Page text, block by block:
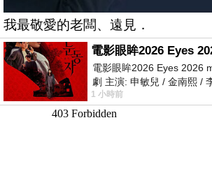
我最敬愛的老闆、遠見．
電影眼眸2026 Eyes
電影眼眸2026 Eyes 2026
劇 主演: 申敏兒 / 金南熙 /
眸2026描述攝影師徐珍因遺
1 小時前